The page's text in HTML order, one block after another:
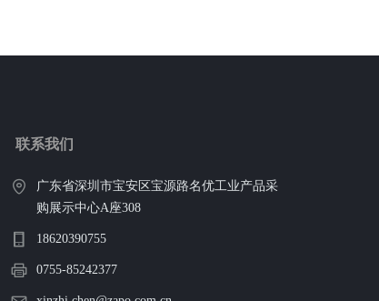
联系我们
广东省深圳市宝安区宝源路名优工业产品采
购展示中心A座308
18620390755
0755-85242377